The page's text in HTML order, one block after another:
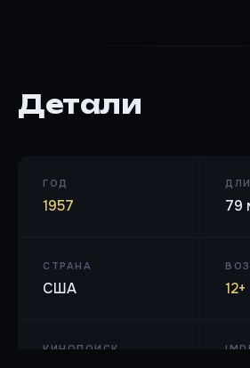
Детали
ГОД
1957 79
СТРАНА
США 12+
КИНОПОИСК